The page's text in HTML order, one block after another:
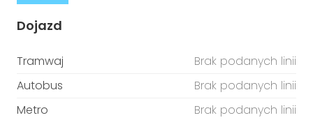
Dojazd
Tramwaj
Brak podanych linii
Autobus
Brak podanych linii
Metro
Brak podanych linii